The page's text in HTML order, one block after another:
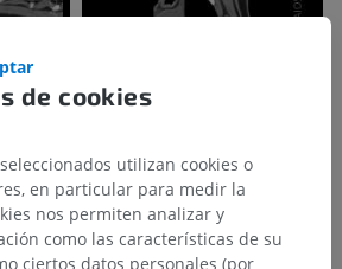
de cookies
utilizan cookies o
en particular para medir la
nos permiten analizar y
como las características de su
ciertos datos personales (por